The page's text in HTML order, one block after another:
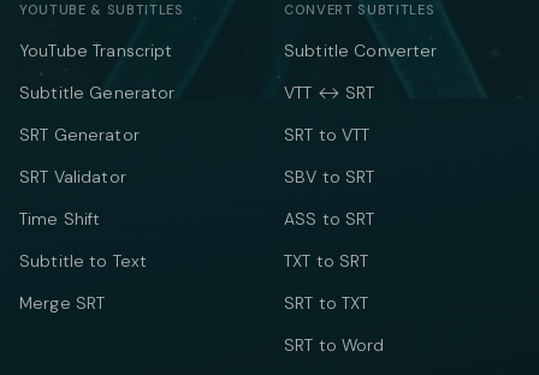
YOUTUBE & SUBTITLES
YouTube Transcript
Subtitle Generator
SRT Generator
SRT Validator
Time Shift
Subtitle to Text
Merge SRT
CONVERT SUBTITLES
Subtitle Converter
VTT ↔ SRT
SRT to VTT
SBV to SRT
ASS to SRT
TXT to SRT
SRT to TXT
SRT to Word